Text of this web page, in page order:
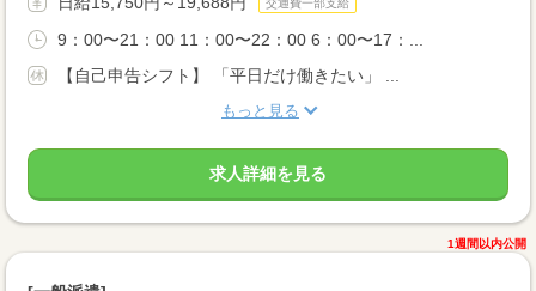
交通費一部支給
9：00〜21：00 11：00〜22：00 6：00〜17：...
【自己申告シフト】 「平日だけ働きたい」 ...
もっと見る
求人詳細を見る
1週間以内公開